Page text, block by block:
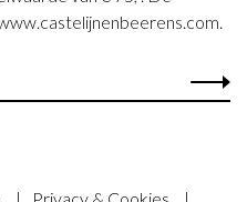
| Privacy & Cookies |